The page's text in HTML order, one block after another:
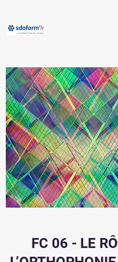
FC 06 - LE